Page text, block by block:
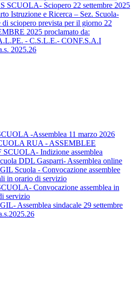
SCUOLA- Sciopero 22 settembre 2025
Istruzione e Ricerca – Sez. Scuola-
di sciopero prevista per il giorno 22
2025 proclamato da:
- C.S.L.E.- CONF.S.A.I
2025.26
-Assemblea 11 marzo 2026
RUA - ASSEMBLEE
SCUOLA- Indizione assemblea
DDL Gasparri- Assemblea online
Scuola - Convocazione assemblee
in orario di servizio
Convocazione assemblea in
servizio
Assemblea sindacale 29 settembre